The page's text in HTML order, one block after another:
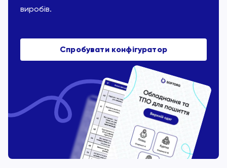
виробів.
Спробувати конфігуратор